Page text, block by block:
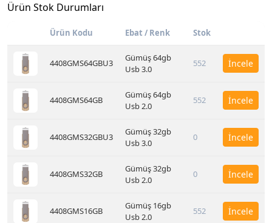
Ürün Stok Durumları
Ürün Kodu Ebat / Renk Stok
4408GMS64GBU3
Gümüş 64gb
Usb 3.0
552 İncele
4408GMS64GB
Gümüş 64gb
Usb 2.0
552 İncele
4408GMS32GBU3
Gümüş 32gb
Usb 3.0
0 İncele
4408GMS32GB
Gümüş 32gb
Usb 2.0
0 İncele
4408GMS16GB
Gümüş 16gb
Usb 2.0
552 İncele